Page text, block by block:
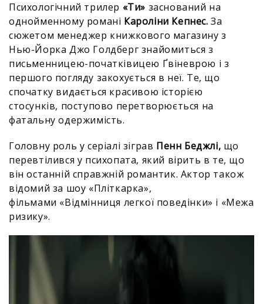
Психологічний трилер «Ти» заснований на
однойменному романі Кароліни Кепнес. За
сюжетом менеджер книжкового магазину з
Нью-Йорка Джо Голдберг знайомиться з
письменницею-початківицею Ґвіневрою і з
першого погляду закохується в неї. Те, що
спочатку видається красивою історією
стосунків, поступово перетворюється на
фатальну одержимість.
Головну роль у серіалі зіграв Пенн Беджлі, що
перевтілився у психопата, який вірить в те, що
він останній справжній романтик. Актор також
відомий за шоу «Пліткарка»,
фільмами «Відмінниця легкої поведінки» і «Межа
ризику».